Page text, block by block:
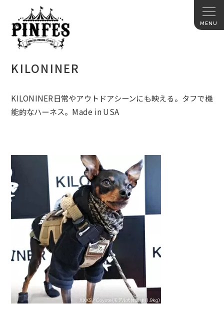
KILONINER
KILONINER日常やアウトドアシーンにも映える。 タフで機
能的なハーネス。Made in USA